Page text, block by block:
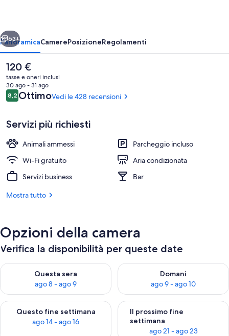
Camera Deluxe con letto
Avanti
63+
PanoramicaCamerePosizioneRegolamenti
Il
prezzo
attuale
è
120 €
120 €
tasse e oneri inclusi
30 ago - 31 ago
Recensioni
8,28,2 su 10
OttimoVedi le 428 recensioni
Servizi più richiesti
Animali ammessi
Parcheggio incluso
Wi-Fi gratuito
Aria condizionata
Servizi business
Bar
Mostra tutto
Opzioni della camera
Verifica la disponibilità per queste date
Questa sera
ago 8 - ago 9
Verifica la disponibilità per questa sera, ago 8 - ago 9
Domani
ago 9 - ago 10
Verifica la disponibilità per
Questo fine settimana
ago 14 - ago 16
Verifica la disponibilità per questo fine settimana, ago 14 -
Il prossimo fine
settimana
ago 21 - ago 23
Verifica la disponibilità per il